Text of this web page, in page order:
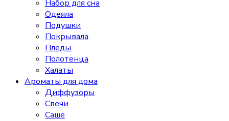
Набор для сна
Одеяла
Подушки
Покрывала
Пледы
Полотенца
Халаты
Ароматы для дома
Диффузоры
Свечи
Cаше